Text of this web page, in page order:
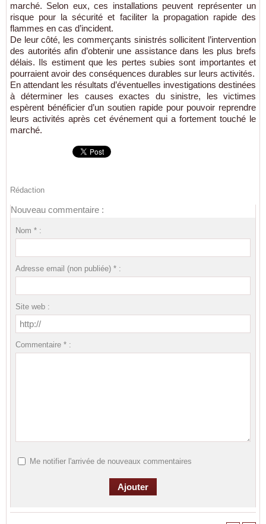
marché. Selon eux, ces installations peuvent représenter un
risque pour la sécurité et faciliter la propagation rapide des
flammes en cas d’incident.
De leur côté, les commerçants sinistrés sollicitent l’intervention
des autorités afin d’obtenir une assistance dans les plus brefs
délais. Ils estiment que les pertes subies sont importantes et
pourraient avoir des conséquences durables sur leurs activités.
En attendant les résultats d’éventuelles investigations destinées
à déterminer les causes exactes du sinistre, les victimes
espèrent bénéficier d’un soutien rapide pour pouvoir reprendre
leurs activités après cet événement qui a fortement touché le
marché.
Rédaction
Nouveau commentaire :
Nom * :
Adresse email (non publiée) * :
Site web :
Commentaire * :
Me notifier l'arrivée de nouveaux commentaires